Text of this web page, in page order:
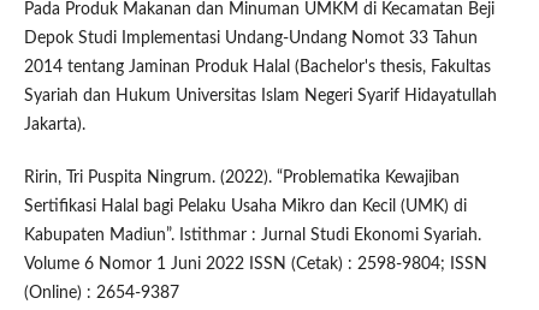
Pada Produk Makanan dan Minuman UMKM di Kecamatan Beji
Depok Studi Implementasi Undang-Undang Nomot 33 Tahun
2014 tentang Jaminan Produk Halal (Bachelor's thesis, Fakultas
Syariah dan Hukum Universitas Islam Negeri Syarif Hidayatullah
Jakarta).
Ririn, Tri Puspita Ningrum. (2022). “Problematika Kewajiban
Sertifikasi Halal bagi Pelaku Usaha Mikro dan Kecil (UMK) di
Kabupaten Madiun”. Istithmar : Jurnal Studi Ekonomi Syariah.
Volume 6 Nomor 1 Juni 2022 ISSN (Cetak) : 2598-9804; ISSN
(Online) : 2654-9387